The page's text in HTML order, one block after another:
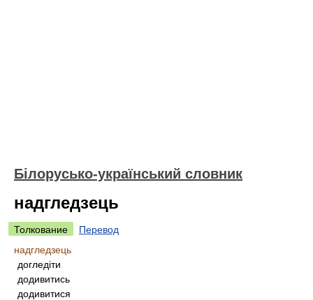
Білорусько-український словник
надгледзець
Толкование
Перевод
надгледзець
догледіти
додивитись
додивитися